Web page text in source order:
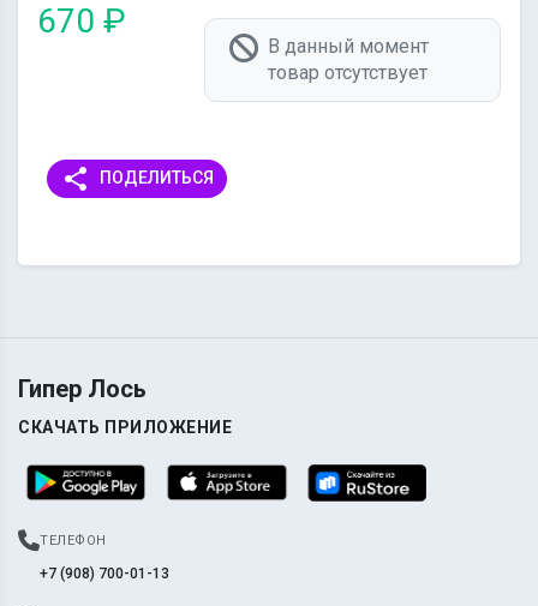
670 ₽
В данный момент
товар отсутствует
share ПОДЕЛИТЬСЯ
Гипер Лось
СКАЧАТЬ ПРИЛОЖЕНИЕ
ТЕЛЕФОН
+7 (908) 700-01-13